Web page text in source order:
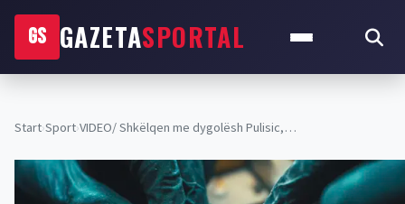
GS GAZETASPORTAL
Start›Sport›VIDEO/ Shkëlqen me dygolësh Pulisic,…